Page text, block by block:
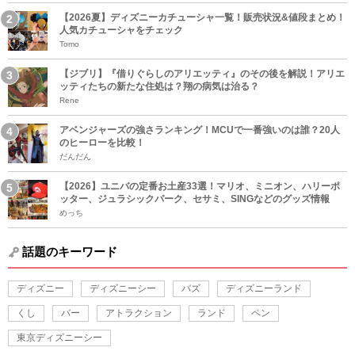
【2026夏】ディズニーカチューシャ一覧！販売状況&値段まとめ！
人気カチューシャをチェック
Tomo
【ジブリ】『借りぐらしのアリエッティ』のその後を解説！アリエ
ッティたちの新たな住処は？翔の病気は治る？
Rene
アベンジャーズの強さランキング！MCUで一番強いのは誰？20人
のヒーローを比較！
だんだん
【2026】ユニバの定番お土産33選！マリオ、ミニオン、ハリーポ
ッター、ジュラシックパーク、セサミ、SINGなどのグッズ情報
めっち
話題のキーワード
ディズニー ディズニーシー バズ ディズニーランド
くし バー アトラクション ランド ペン
東京ディズニーシー